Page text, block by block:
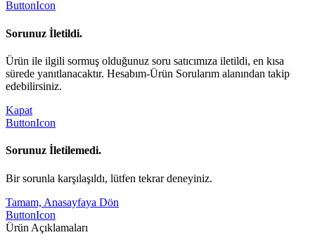
ButtonIcon
Sorunuz İletildi.
Ürün ile ilgili sormuş olduğunuz soru satıcımıza iletildi, en kısa
sürede yanıtlanacaktır. Hesabım-Ürün Sorularım alanından takip
edebilirsiniz.
Kapat
ButtonIcon
Sorunuz İletilemedi.
Bir sorunla karşılaşıldı, lütfen tekrar deneyiniz.
Tamam, Anasayfaya Dön
ButtonIcon
Ürün Açıklamaları